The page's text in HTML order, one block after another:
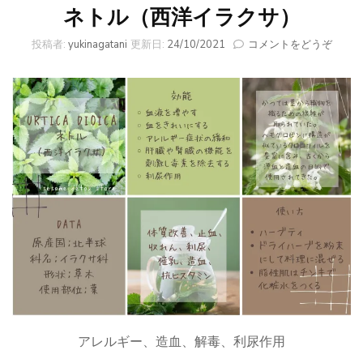
ネトル（西洋イラクサ）
投稿者: yukinagatani 更新日: 24/10/2021 コメントをどうぞ(ネ
ル
（西
イ
ラ
ク
サ）)
アレルギー、造血、解毒、利尿作用